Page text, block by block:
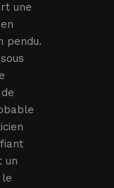
une
pendu.
un
le